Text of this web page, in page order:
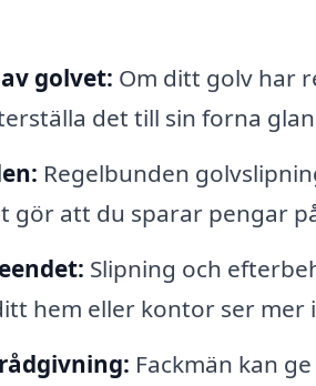
golvet: Om ditt golv har
det till sin forna
Regelbunden
gör att du sparar pengar
Slipning och
hem eller kontor ser mer
Fackmän kan